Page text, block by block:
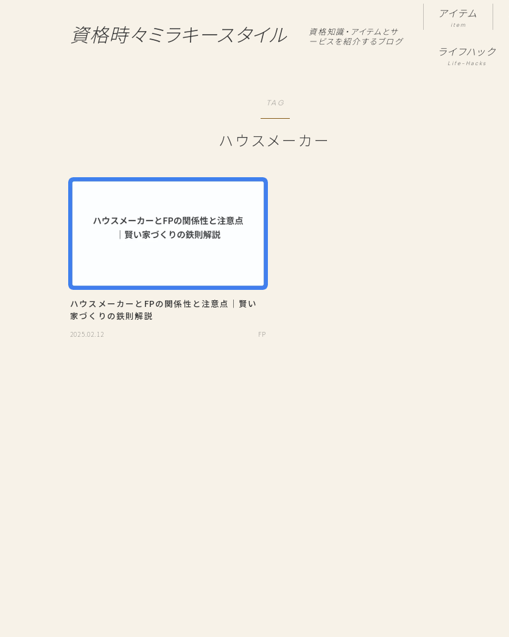
資格時々ミラキースタイル
資格知識・アイテムとサ
ービスを紹介するブログ
アイテム
item
ライフハック
Life-Hacks
TAG
ハウスメーカー
ハウスメーカーとFPの関係性と注意点｜賢い
家づくりの鉄則解説
2025.02.12 FP